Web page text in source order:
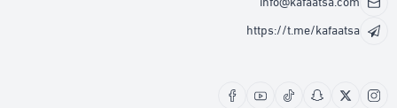
https://t.me/kafaatsa